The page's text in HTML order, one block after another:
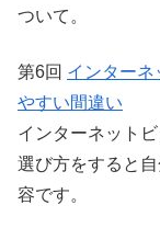
ついて。
第6回 インターネ
やすい間違い
インターネット
選び方をすると
容です。